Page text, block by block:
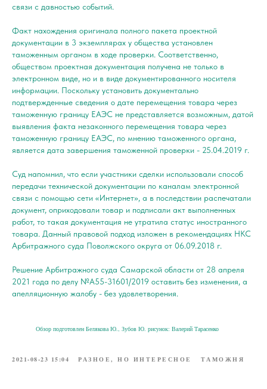
связи с давностью событий.
Факт нахождения оригинала полного пакета проектной
документации в 3 экземплярах у общества установлен
таможенным органом в ходе проверки. Соответственно,
обществом проектная документация получена не только в
электронном виде, но и в виде документированного носителя
информации. Поскольку установить документально
подтвержденные сведения о дате перемещения товара через
таможенную границу ЕАЭС не представляется возможным, датой
выявления факта незаконного перемещения товара через
таможенную границу ЕАЭС, по мнению таможенного органа,
является дата завершения таможенной проверки - 25.04.2019 г.
Суд напомнил, что если участники сделки использовали способ
передачи технической документации по каналам электронной
связи с помощью сети «Интернет», а в последствии распечатали
документ, оприходовали товар и подписали акт выполненных
работ, то такая документация не утратила статус иностранного
товара. Данный правовой подход изложен в рекомендациях НКС
Арбитражного суда Поволжского округа от 06.09.2018 г.
Решение Арбитражного суда Самарской области от 28 апреля
2021 года по делу №А55-31601/2019 оставить без изменения, а
апелляционную жалобу - без удовлетворения.
Обзор подготовлен Белякова Ю., Зубов Ю. рисунок: Валерий Тарасенко
2021-08-23 15:04 РАЗНОЕ, НО ИНТЕРЕСНОЕ ТАМОЖНЯ